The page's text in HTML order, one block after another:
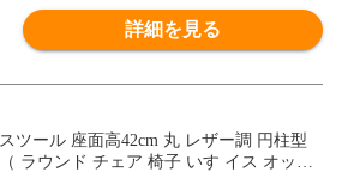
詳細を見る
スツール 座面高42cm 丸 レザー調 円柱型
（ ラウンド チェア 椅子 いす イス オット